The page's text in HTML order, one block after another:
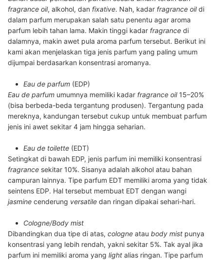
fragrance oil, alkohol, dan fixative. Nah, kadar fragrance oildi
dalam parfum merupakan salah satu penentu agar aroma
parfum lebih tahan lama. Makin tinggi kadar fragrance di
dalamnya, makin awet pula aroma parfum tersebut. Berikut ini
kami akan menjelaskan tiga jenis parfum yang paling umum
dijumpai berdasarkan konsentrasi aromanya.
Eau de parfum (EDP)
Eau de parfum umumnya memiliki kadar fragrance oil15–20%
(bisa berbeda-beda tergantung produsen). Tergantung pada
mereknya, kandungan tersebut cukup untuk membuat parfum
jenis ini awet sekitar 4 jam hingga seharian.
Eau de toilette (EDT)
Setingkat di bawah EDP, jenis parfum ini memiliki konsentrasi
fragrance sekitar 10%. Sisanya adalah alkohol atau bahan
campuran lainnya. Tipe parfum EDT memiliki aroma yang tidak
seintens EDP. Hal tersebut membuat EDT dengan wangi
jasmine cenderung versatile dan ringan dipakai sehari-hari.
Cologne/Body mist
Dibandingkan dua tipe di atas, cologne atau body mist punya
konsentrasi yang lebih rendah, yakni sekitar 5%. Tak ayal jika
parfum ini memiliki aroma yang light alias ringan. Tipe parfum